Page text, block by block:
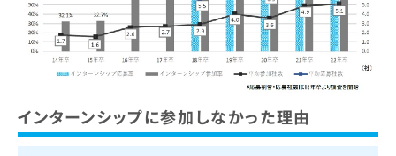
インターンシップに参加しなかった理由